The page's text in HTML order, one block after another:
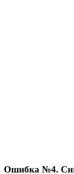
Ошибка №4.